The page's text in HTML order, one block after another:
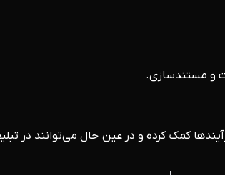
و مستندسازی.
کمک کرده و در عین حال می‌توانند در